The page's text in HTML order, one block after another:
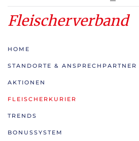
Fleischerverband
HOME
STANDORTE & ANSPRECHPARTNER
AKTIONEN
FLEISCHERKURIER
TRENDS
BONUSSYSTEM